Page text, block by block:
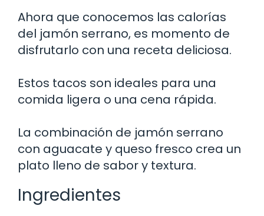
Ahora que conocemos las calorías
del jamón serrano, es momento de
disfrutarlo con una receta deliciosa.
Estos tacos son ideales para una
comida ligera o una cena rápida.
La combinación de jamón serrano
con aguacate y queso fresco crea un
plato lleno de sabor y textura.
Ingredientes